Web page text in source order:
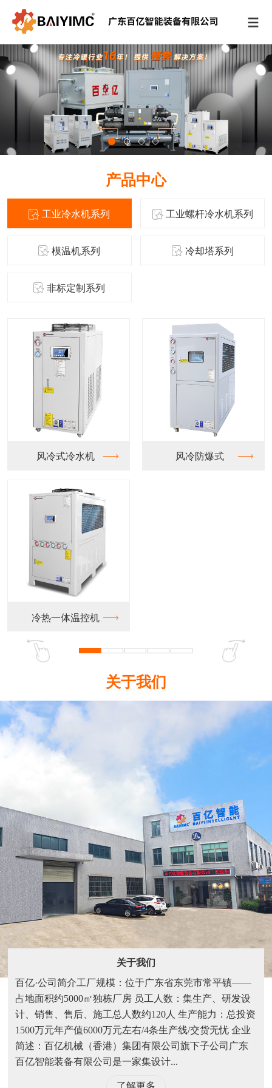
产品中心
工业冷水机系列 工业螺杆冷水机系列
模温机系列 冷却塔系列
非标定制系列
式冷水机
体温控机
水冷螺
关于我们
关于我们
百亿·公司简介工厂规模：位于广东省东莞市常平镇——
占地面积约5000㎡独栋厂房 员工人数：集生产、研发设
计、销售、售后、施工总人数约120人 生产能力：总投资
1500万元年产值6000万元左右/4条生产线/交货无忧 企业
简述：百亿机械（香港）集团有限公司旗下子公司广东
百亿智能装备有限公司是一家集设计...
了解更多